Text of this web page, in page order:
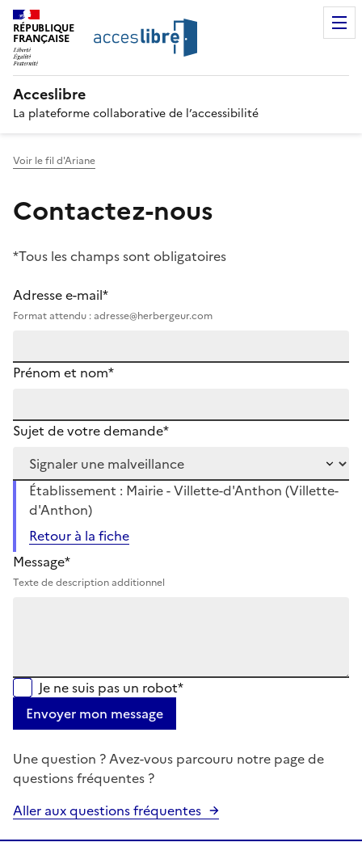
RÉPUBLIQUE
FRANÇAISE
Acceslibre
La plateforme collaborative de l’accessibilité
Voir le fil d'Ariane
Contactez-nous
*Tous les champs sont obligatoires
Adresse e-mail*
Format attendu : adresse@herbergeur.com
Prénom et nom*
Sujet de votre demande*
Établissement : Mairie - Villette-d'Anthon (Villette-
d'Anthon)
Retour à la fiche
Message*
Texte de description additionnel
Je ne suis pas un robot*
Envoyer mon message
Une question ? Avez-vous parcouru notre page de
questions fréquentes ?
Aller aux questions fréquentes